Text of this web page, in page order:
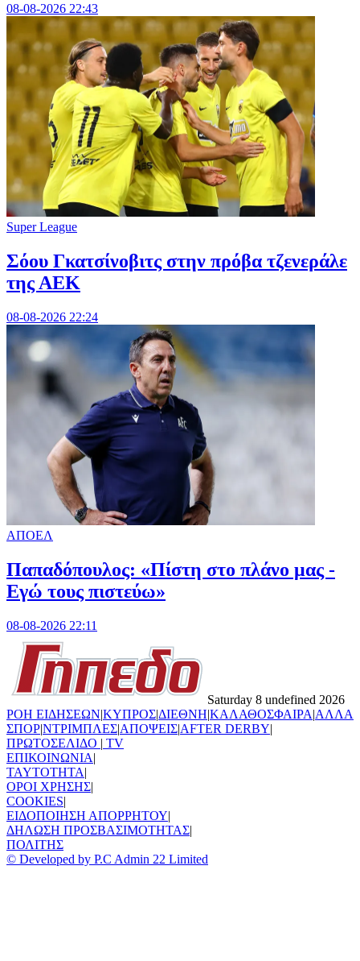
08-08-2026 22:43
Super League
Σόου Γκατσίνοβιτς στην πρόβα τζενεράλε
της ΑΕΚ
08-08-2026 22:24
ΑΠΟΕΛ
Παπαδόπουλος: «Πίστη στο πλάνο μας -
Εγώ τους πιστεύω»
08-08-2026 22:11
Saturday 8 undefined 2026
ΡΟΗ ΕΙΔΗΣΕΩΝ|ΚΥΠΡΟΣ|ΔΙΕΘΝΗ|ΚΑΛΑΘΟΣΦΑΙΡΑ|ΑΛΛΑ
ΣΠΟΡ|ΝΤΡΙΜΠΛΕΣ|ΑΠΟΨΕΙΣ|AFTER DERBY|
ΠΡΩΤΟΣΕΛΙΔΟ | TV
ΕΠΙΚΟΙΝΩΝΙΑ|
TAYTOTHTA|
ΟΡΟΙ ΧΡΗΣΗΣ|
COOKIES|
ΕΙΔΟΠΟΙΗΣΗ ΑΠΟΡΡΗΤΟΥ|
ΔΗΛΩΣΗ ΠΡΟΣΒΑΣΙΜΟΤΗΤΑΣ|
ΠΟΛΙΤΗΣ
© Developed by P.C Admin 22 Limited